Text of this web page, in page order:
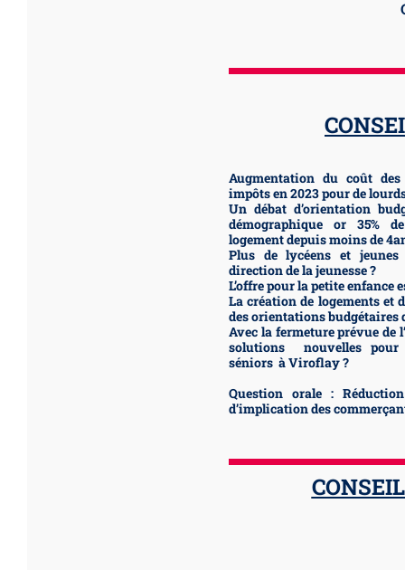
Augmentation du coût
impôts en 2023 pour de
Un débat d’orientation
démographique or 35%
logement depuis moins de
Plus de lycéens et
direction de la jeunesse ?
L’offre pour la petite enfance
La création de logements et
des orientations budgétaires
Avec la fermeture prévue de
solutions nouvelles pour
séniors à Viroflay ?
Question orale :
d’implication des